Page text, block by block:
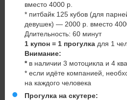
вместо 4000 р.
* питбайк 125 кубов (для
девушек) — 2000 р. вместо
Длительность: 60 минут
1 купон = 1 прогулка для 1
Внимание:
* в наличии 3 мотоцикла и 4
* если идёте компанией,
на каждого человека
Прогулка на скутере: